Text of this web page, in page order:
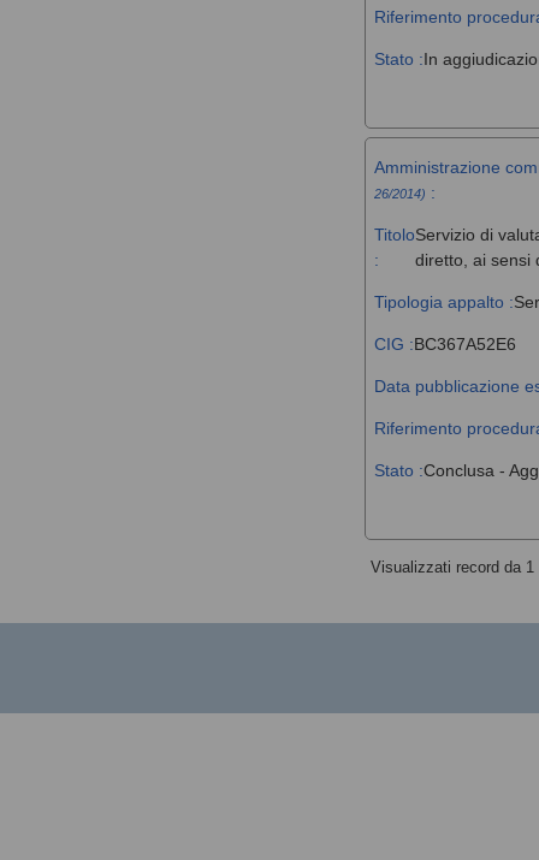
Riferimento
Stato :In
Amministrazione
26/2014) :
Titolo
:
Servizio di
diretto, ai sensi
Tipologia appalto :
CIG :BC367A52E6
Data pubblicazione
Riferimento
Stato :Conclusa -
Visualizzati record da 1